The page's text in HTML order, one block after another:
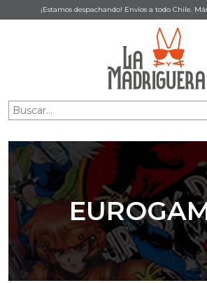
¡Estamos despachando! Envíos a todo Chile.